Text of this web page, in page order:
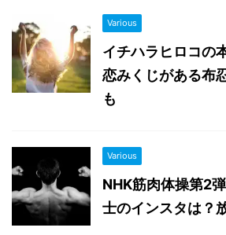
Various
イチハラヒロコの
恋みくじがある布
も
Various
NHK筋肉体操第2
士のインスタは？